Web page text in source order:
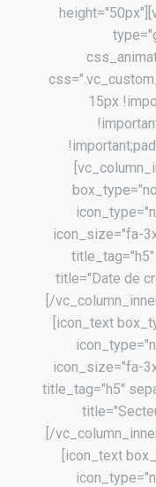
15px
icon_size="fa-
title="Date de
[/
[icon_text
icon_size="fa-
title_tag="h5"
[/
[icon_text